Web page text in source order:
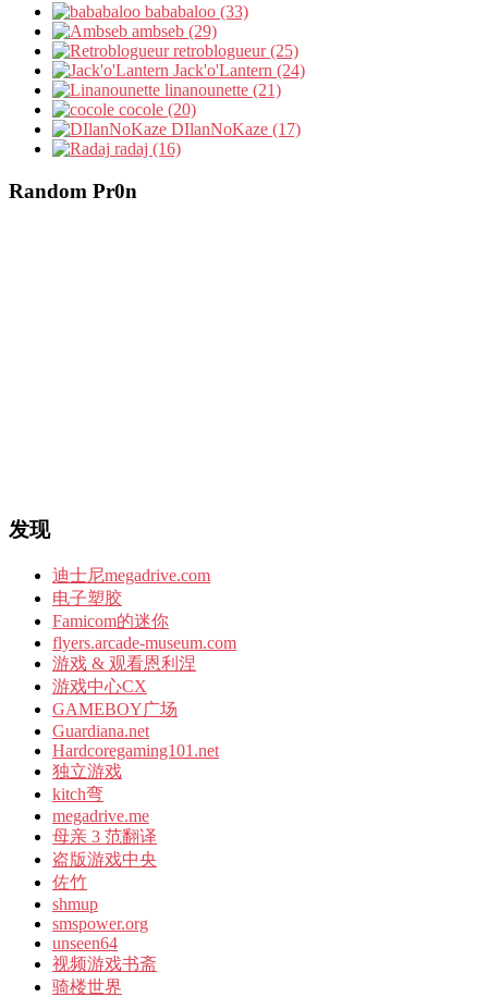
bababaloo (33)
ambseb (29)
retroblogueur (25)
Jack'o'Lantern (24)
linanounette (21)
cocole (20)
DIlanNoKaze (17)
radaj (16)
Random Pr0n
发现
迪士尼megadrive.com
电子塑胶
Famicom的迷你
flyers.arcade-museum.com
游戏 & 观看恩利涅
游戏中心CX
GAMEBOY广场
Guardiana.net
Hardcoregaming101.net
独立游戏
kitch弯
megadrive.me
母亲 3 范翻译
盗版游戏中央
佐竹
shmup
smspower.org
unseen64
视频游戏书斋
骑楼世界